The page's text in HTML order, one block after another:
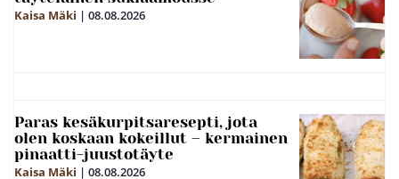
Kaisa Mäki | 08.08.2026
Paras kesäkurpitsaresepti, jota
olen koskaan kokeillut – kermainen
pinaatti-juustotäyte
Kaisa Mäki | 08.08.2026